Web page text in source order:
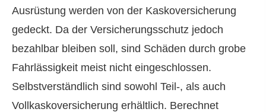
Ausrüstung werden von der Kaskoversicherung
gedeckt. Da der Versicherungsschutz jedoch
bezahlbar bleiben soll, sind Schäden durch grobe
Fahrlässigkeit meist nicht eingeschlossen.
Selbstverständlich sind sowohl Teil-, als auch
Vollkaskoversicherung erhältlich. Berechnet